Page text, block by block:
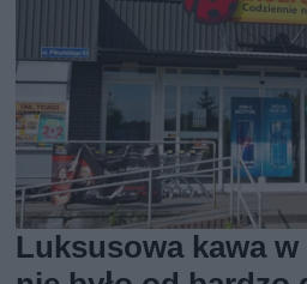
Luksusowa kawa